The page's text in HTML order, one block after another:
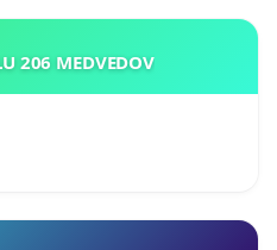
206 MEDVEDOV